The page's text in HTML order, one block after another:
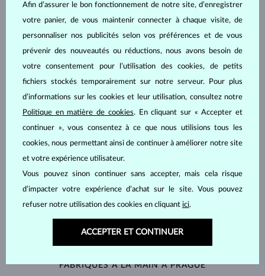
BIJOUX DEL'ATELIER KLENOTA
FABRIQUÉS À LA MAIN À PRAGUE
Afin d’assurer le bon fonctionnement de notre site, d’enregistrer
votre panier, de vous maintenir connecter à chaque visite, de
personnaliser nos publicités selon vos préférences et de vous
prévenir des nouveautés ou réductions, nous avons besoin de
votre consentement pour l’utilisation des cookies, de petits
fichiers stockés temporairement sur notre serveur. Pour plus
d’informations sur les cookies et leur utilisation, consultez notre
Politique en matière de cookies. En cliquant sur « Accepter et
continuer », vous consentez à ce que nous utilisions tous les
cookies, nous permettant ainsi de continuer à améliorer notre site
et votre expérience utilisateur.
Vous pouvez sinon continuer sans accepter, mais cela risque
d’impacter votre expérience d’achat sur le site. Vous pouvez
refuser notre utilisation des cookies en cliquant ici.
ACCEPTER ET CONTINUER